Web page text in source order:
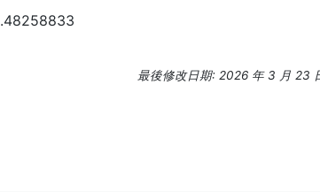
最後修改日期: 2026 年 3 月 23